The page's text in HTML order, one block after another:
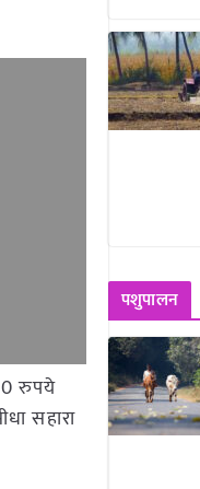
रुपये
सहारा
पशुपालन